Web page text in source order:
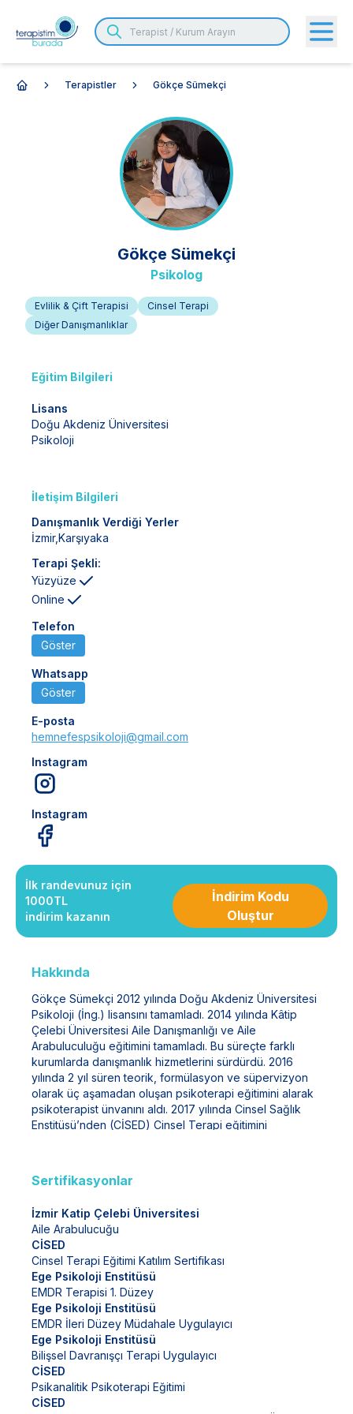
Terapistler Gökçe Sümekçi
Gökçe Sümekçi
Psikolog
Evlilik & Çift Terapisi
Cinsel Terapi
Diğer Danışmanlıklar
Eğitim Bilgileri
Lisans
Doğu Akdeniz Üniversitesi
Psikoloji
İletişim Bilgileri
Danışmanlık Verdiği Yerler
İzmir,Karşıyaka
Terapi Şekli:
Yüzyüze
Online
Telefon
Göster
Whatsapp
Göster
E-posta
hemnefespsikoloji@gmail.com
Instagram
Instagram
İlk randevunuz için
1000TL
indirim kazanın
İndirim Kodu
Oluştur
Hakkında
Gökçe Sümekçi 2012 yılında Doğu Akdeniz Üniversitesi
Psikoloji (İng.) lisansını tamamladı. 2014 yılında Kâtip
Çelebi Üniversitesi Aile Danışmanlığı ve Aile
Arabuluculuğu eğitimini tamamladı. Bu süreçte farklı
kurumlarda danışmanlık hizmetlerini sürdürdü. 2016
yılında 2 yıl süren teorik, formülasyon ve süpervizyon
olarak üç aşamadan oluşan psikoterapi eğitimini alarak
psikoterapist ünvanını aldı. 2017 yılında Cinsel Sağlık
Enstitüsü’nden (CİSED) Cinsel Terapi eğitimini
2019 yılında EMDR 1 ve EMDR 2 eğitimlerini tamamladı.
2020 yılında Gottman çift terapisi eğitimini tamamladı.
2020 yılında bilgelik enstitüsünden 90 saat bilişsel
davranışçı terapi eğitimi aldı. Bu süreçlerde danışanlar
görüp stajyer öğrencilerle beraber atölyeler
düzenleme ve vaka analiz çalışmalarını sürdürdü. Bugün
kurucusu olduğu İzmir Karşıyaka'da ki
@hemnefespsikoloji bünyesinde çalışmaktadır.
Sertifikasyonlar
İzmir Katip Çelebi Üniversitesi
Aile Arabulucuğu
CİSED
Cinsel Terapi Eğitimi Katılım Sertifikası
Ege Psikoloji Enstitüsü
EMDR Terapisi 1. Düzey
Ege Psikoloji Enstitüsü
EMDR İleri Düzey Müdahale Uygulayıcı
Ege Psikoloji Enstitüsü
Bilişsel Davranışçı Terapi Uygulayıcı
CİSED
Psikanalitik Psikoterapi Eğitimi
CİSED